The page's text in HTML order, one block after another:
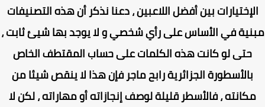
بين أفضل اللاعبين ، دعنا نذكر أن هذه التصنيفات
في الأساس على رأي شخصي و لا يوجد بها شيئ ثابت ،
حتى لو كانت هذه الكلمات على حساب المقتطف الخاص
بالأسطورة الجزائرية رابح ماجر فإن هذا لا ينقص شيئا من
، فالأسطر قليلة لوصف إنجازاته أو مهاراته ، لكن لا